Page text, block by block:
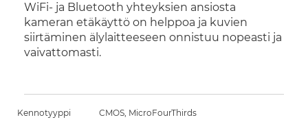
WiFi- ja Bluetooth yhteyksien ansiosta
kameran etäkäyttö on helppoa ja kuvien
siirtäminen älylaitteeseen onnistuu nopeasti ja
vaivattomasti.
Kennotyyppi CMOS, MicroFourThirds